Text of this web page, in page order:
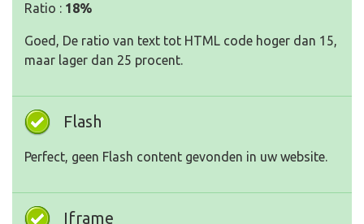
Ratio : 18%
Goed, De ratio van text tot HTML code hoger dan 15,
maar lager dan 25 procent.
Flash
Perfect, geen Flash content gevonden in uw website.
Iframe